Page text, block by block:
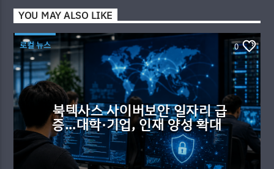
YOU MAY ALSO LIKE
로컬 뉴스 0
북텍사스 사이버보안 일자리 급
증…대학·기업, 인재 양성 확대